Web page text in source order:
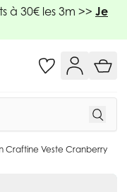
à 30€ les 3m >> Je
Craftine Veste Cranberry